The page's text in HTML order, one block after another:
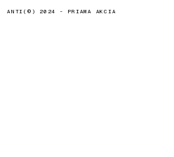
ANTI(©) 2024 - PRIAMA AKCIA